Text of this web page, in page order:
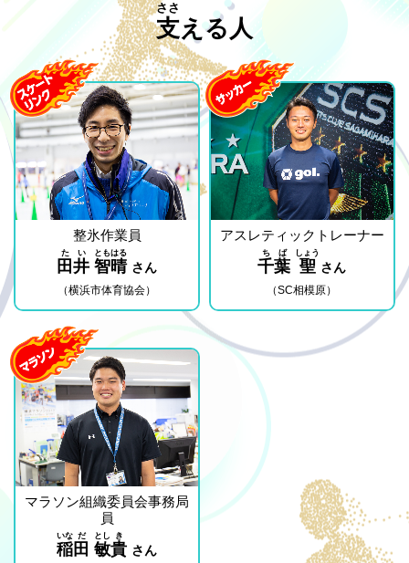
支
ささ
える人
整氷作業員
田
た
井
い
智
とも
晴
はる
さん
（横浜市体育協会）
アスレティックトレーナー
千
ち
葉
ば
聖
しょう
さん
（SC相模原）
マラソン組織委員会事務局
員
稲
いな
田
だ
敏
とし
貴
き
さん